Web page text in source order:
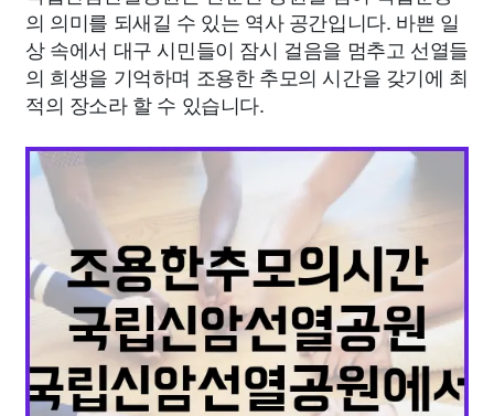
의 의미를 되새길 수 있는 역사 공간입니다. 바쁜 일
상 속에서 대구 시민들이 잠시 걸음을 멈추고 선열들
의 희생을 기억하며 조용한 추모의 시간을 갖기에 최
적의 장소라 할 수 있습니다.